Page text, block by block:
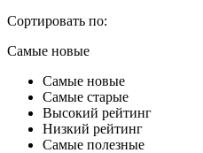
Сортировать по:
Самые новые
Самые новые
Самые старые
Высокий рейтинг
Низкий рейтинг
Самые полезные